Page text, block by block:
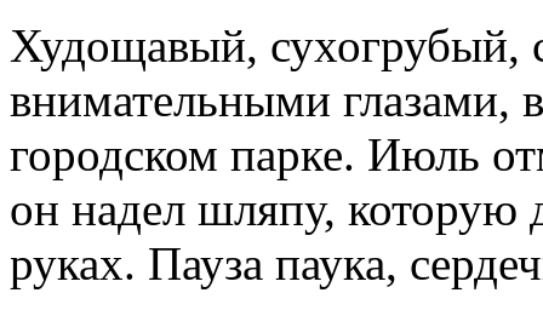
Худощавый, сухогрубый,
внимательными глазами,
городском парке. Июль
он надел шляпу, которую
руках. Пауза паука,